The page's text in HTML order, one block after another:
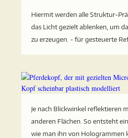
Hiermit werden alle Struktur-
das Licht gezielt ablenken, um
zu erzeugen. - für gesteuerte
Je nach Blickwinkel reflektieren
anderen Flächen. So entsteht
wie man ihn von Hologrammen